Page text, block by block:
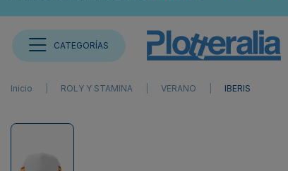
CATEGORÍAS
Inicio ROLY Y STAMINA VERANO IBERIS